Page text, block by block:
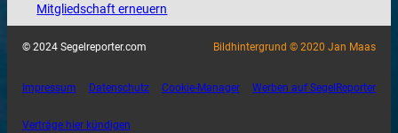
Mitgliedschaft erneuern
© 2024 Segelreporter.com Bildhintergrund © 2020 Jan Maas
Impressum Datenschutz Cookie-Manager Werben auf SegelReporter
Verträge hier kündigen